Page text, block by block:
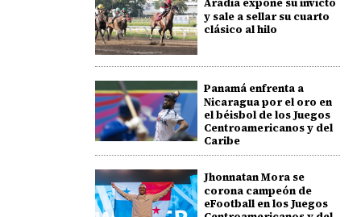
Aradia expone su invicto
y sale a sellar su cuarto
clásico al hilo
Panamá enfrenta a
Nicaragua por el oro en
el béisbol de los Juegos
Centroamericanos y del
Caribe
Jhonnatan Mora se
corona campeón de
eFootball en los Juegos